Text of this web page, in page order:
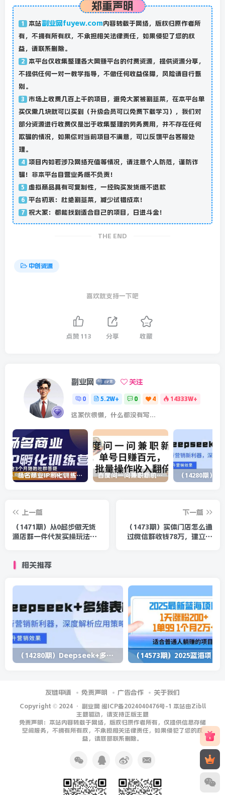
郑重声明
1 本站副业网fuyew.com内容转载于网络，版权归原作者所
有，不拥有所有权，不承担相关法律责任，如果侵犯了您的权
益，请联系删除。
2 本平台仅收集整理各大网赚平台的付费资源，提供资源分享，
不提供任何一对一教学指导，不做任何收益保障，风险请自行甄
别。
3 市场上收费几百上千的项目，避免大家被割韭菜，在本平台单
买仅需几块就可以买到（升级会员可以免费下载学习），我们对
部分资源进行收费仅是出于收集整理的劳务费用，并不存在任何
欺骗的情况，如果你对当前项目不满意，可以反馈平台客服处
理。
4 项目内如若涉及网络充值等情况，请注意个人防范，谨防诈
骗！非本平台自营业务概不负责！
5 虚拟商品具有可复制性，一经购买发货概不退款
6 平台初衷：杜绝割韭菜，减少试错成本！
7 祝大家：都能找到适合自己的项目，日进斗金！
THE END
中创资源
喜欢就支持一下吧
点赞 113 分享 收藏
副业网 关注
0 5.2W+ 0 4 14333W+
这家伙很懒，什么都没有写...
杨名商业IP孵化训练营，从商业到内容到转化一站式学 价值5980元 百度问一问兼职新机遇，单号日赚百元，批量操作收入翻倍
上一篇
（1471期）从0起步做无货
源店群一件代发实操玩法：
下一篇
（1473期）实体门店怎么通
过微信群收钱78万，建立自
相关推荐
（14280期）Deepseek+多维表格，银行营销新利器，深度解析应用策略，提升营销效果
友链申请 免责声明 广告合作 关于我们
Copyright © 2024 · 副业网 闽ICP备2024040476号-1 本站由Zibll
主题驱动，请支持正版主题
免责声明：本站内容转载于网络，版权归原作者所有，仅提供信息存储
空间服务，不拥有所有权，不承担相关法律责任，如果侵犯了您的权
益，请底部联系删除。